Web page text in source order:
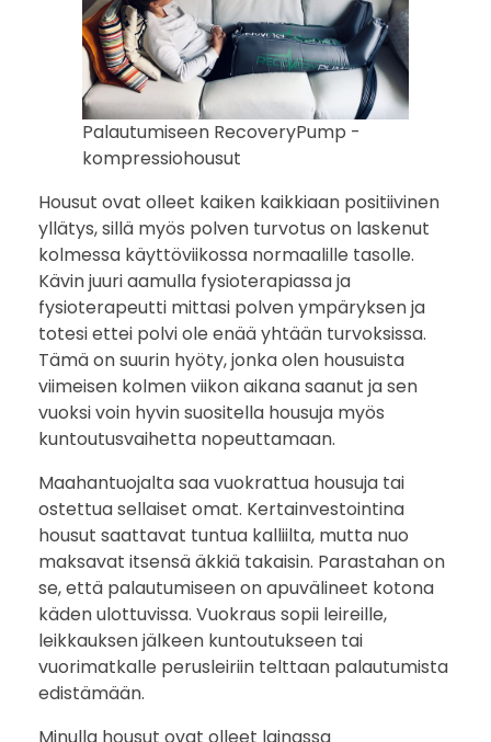
Palautumiseen RecoveryPump -
kompressiohousut
Housut ovat olleet kaiken kaikkiaan positiivinen
yllätys, sillä myös polven turvotus on laskenut
kolmessa käyttöviikossa normaalille tasolle.
Kävin juuri aamulla fysioterapiassa ja
fysioterapeutti mittasi polven ympäryksen ja
totesi ettei polvi ole enää yhtään turvoksissa.
Tämä on suurin hyöty, jonka olen housuista
viimeisen kolmen viikon aikana saanut ja sen
vuoksi voin hyvin suositella housuja myös
kuntoutusvaihetta nopeuttamaan.
Maahantuojalta saa vuokrattua housuja tai
ostettua sellaiset omat. Kertainvestointina
housut saattavat tuntua kalliilta, mutta nuo
maksavat itsensä äkkiä takaisin. Parastahan on
se, että palautumiseen on apuvälineet kotona
käden ulottuvissa. Vuokraus sopii leireille,
leikkauksen jälkeen kuntoutukseen tai
vuorimatkalle perusleiriin telttaan palautumista
edistämään.